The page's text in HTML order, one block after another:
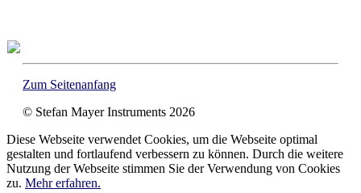
Zum Seitenanfang
© Stefan Mayer Instruments 2026
Diese Webseite verwendet Cookies, um die Webseite optimal
gestalten und fortlaufend verbessern zu können. Durch die weitere
Nutzung der Webseite stimmen Sie der Verwendung von Cookies
zu. Mehr erfahren.